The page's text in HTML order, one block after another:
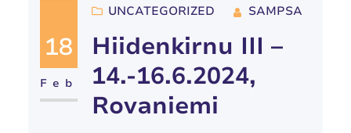
tapahtumaan ilmoittautui
lähemmäs 150 taistelijaa, joten
ilmoittautumista ei kannata
jättää viime tinkaan. Samalle
lomakkeelle voit ilmoittaa
18
Feb
UNCATEGORIZED SAMPSA
Hiidenkirnu III –
14.-16.6.2024,
Rovaniemi